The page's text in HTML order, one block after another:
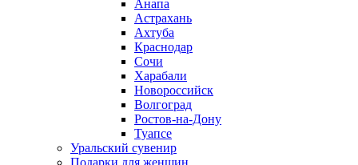
Анапа
Астрахань
Ахтуба
Краснодар
Сочи
Харабали
Новороссийск
Волгоград
Ростов-на-Дону
Туапсе
Уральский сувенир
Подарки для женщин